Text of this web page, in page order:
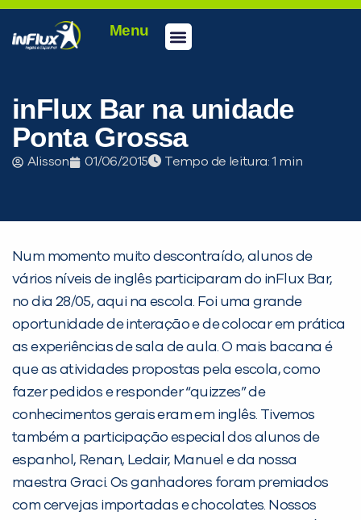
Menu
inFlux Bar na unidade
Ponta Grossa
Alisson 01/06/2015 Tempo de leitura:
Num momento muito descontraído, alunos de
vários níveis de inglês participaram do inFlux Bar,
no dia 28/05, aqui na escola. Foi uma grande
oportunidade de interação e de colocar em prática
as experiências de sala de aula. O mais bacana é
que as atividades propostas pela escola, como
fazer pedidos e responder “quizzes” de
conhecimentos gerais eram em inglês. Tivemos
também a participação especial dos alunos de
espanhol, Renan, Ledair, Manuel e da nossa
maestra Graci. Os ganhadores foram premiados
com cervejas importadas e chocolates. Nossos
PEÇA UMA DEMONSTRAÇÃO DE MÉTODO
Desculpe!
Não encontramos nenhuma unidade
inFlux nesta cidade ou bairro que
você digitou.